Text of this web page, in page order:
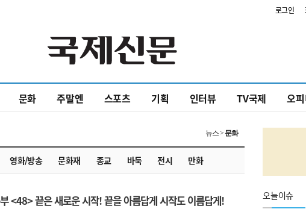
로그인
문화 주말엔 스포츠 기획 인터뷰 TV국제 오
영화/방송 문화재 종교 바둑 전시 만화
뉴스 >문화
<48> 끝은 새로운 시작! 끝을 아름답게 시작도 이름답게! 오늘이슈